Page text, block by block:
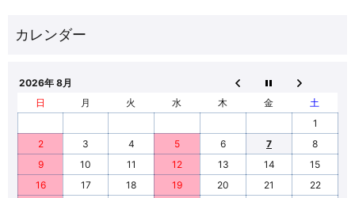
2026年 8月
日
月 火 水 木 金
土
1
2
3 4 5 6 7
8
9
10 11 12 13 14
15
16
17 18 19 20 21
22